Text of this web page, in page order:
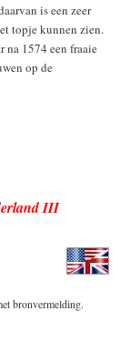
is een zeer
topje kunnen zien.
na 1574 een fraaie
op de
III
bronvermelding.